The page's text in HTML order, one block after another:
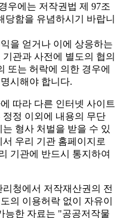
우에는 저작권법 제 97조
당함을 유념하시기 바랍니
을 얻거나 이에 상응하는
관과 사전에 별도의 협의
또는 허락에 의한 경우에
시해야 합니다.
따라 다른 인터넷 사이트
정 이외에 내용의 무단
형사 처벌을 받을 수 있
우리 기관 홈페이지로
기관에 반드시 통지하여
청에서 저작재산권의 전
의 이용허락 없이 자유이
능한 자료는 "공공저작물